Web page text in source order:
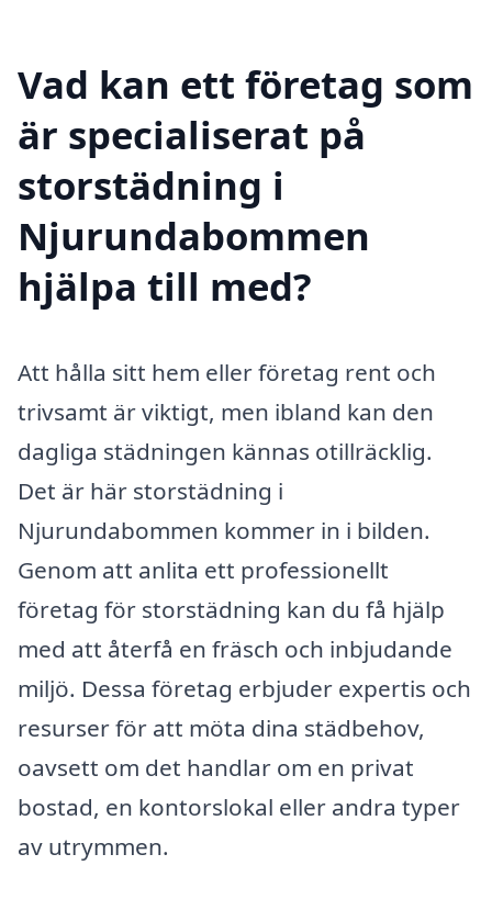
Vad kan ett företag som
är specialiserat på
storstädning i
Njurundabommen
hjälpa till med?
Att hålla sitt hem eller företag rent och
trivsamt är viktigt, men ibland kan den
dagliga städningen kännas otillräcklig.
Det är här storstädning i
Njurundabommen kommer in i bilden.
Genom att anlita ett professionellt
företag för storstädning kan du få hjälp
med att återfå en fräsch och inbjudande
miljö. Dessa företag erbjuder expertis och
resurser för att möta dina städbehov,
oavsett om det handlar om en privat
bostad, en kontorslokal eller andra typer
av utrymmen.